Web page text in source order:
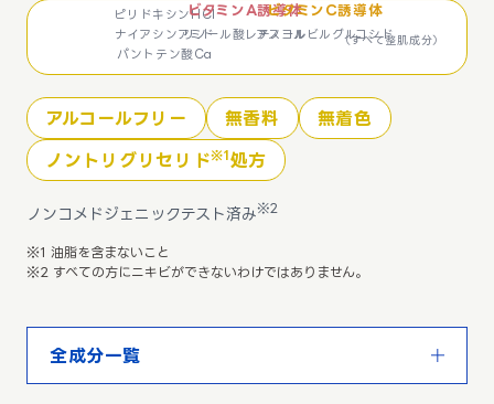
ピリドキシンHCl
ナイアシンアミド
パントテン酸Ca
ビタミンA誘導体
リノール酸レチノール
ビタミンC誘導体
アスコルビルグルコシド
（すべて整肌成分）
アルコールフリー 無香料 無着色
ノントリグリセリド※1 処方​
ノンコメドジェニックテスト済み※2
※1 油脂を含まないこと
※2 すべての方にニキビができないわけではありません。
全成分一覧